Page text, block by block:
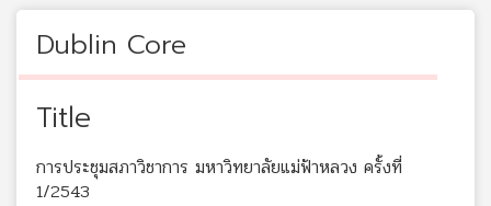
Dublin Core
Title
การประชุมสภาวิชาการ มหาวิทยาลัยแม่ฟ้าหลวง ครั้งที่
1/2543